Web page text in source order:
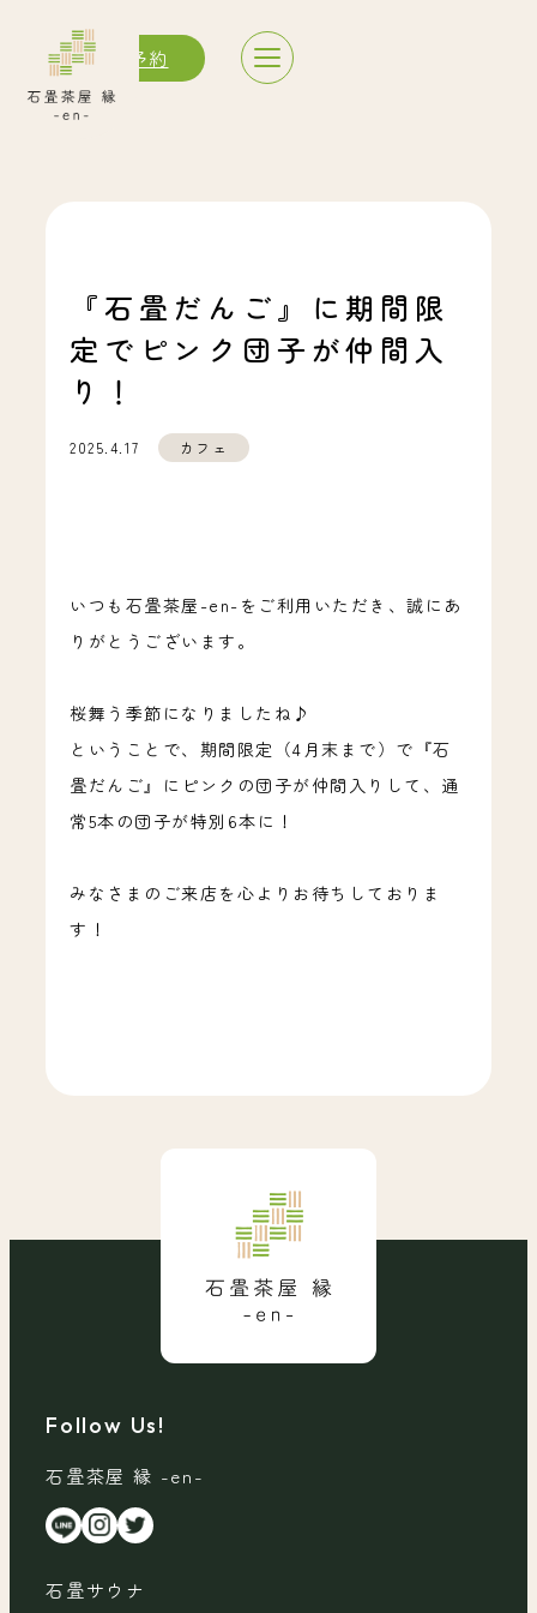
サウナ予約
『石畳だんご』に期間限
定でピンク団子が仲間入
り！
2025.4.17 カフェ
いつも石畳茶屋-en-をご利用いただき、誠にあ
りがとうございます。
桜舞う季節になりましたね♪
ということで、期間限定（4月末まで）で『石
畳だんご』にピンクの団子が仲間入りして、通
常5本の団子が特別6本に！
みなさまのご来店を心よりお待ちしておりま
す！
Follow Us!
石畳茶屋 縁 -en-
石畳サウナ